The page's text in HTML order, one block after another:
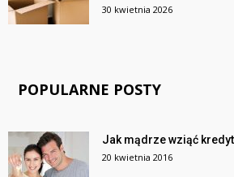
30 kwietnia 2026
POPULARNE POSTY
Jak mądrze wziąć
20 kwietnia 2016